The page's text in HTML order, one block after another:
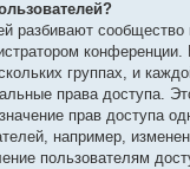
разбивают сообщество
группах, и
права доступа.
прав доступа
например,
пользователям